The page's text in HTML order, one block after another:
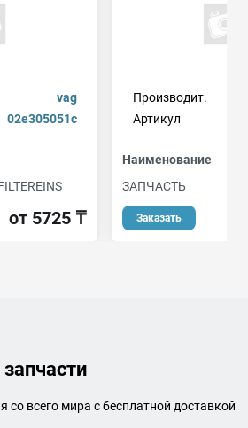
vag
02e305051c
от 5725 ₸
Производит.
Артикул
Наименование
ЗАПЧАСТЬ
Заказать
со всего мира с бесплатной доставкой